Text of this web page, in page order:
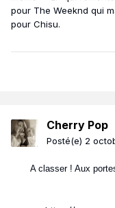
pour The Weeknd qui
pour Chisu.
Cherry Pop
Posté(e) 2
A classer ! Aux